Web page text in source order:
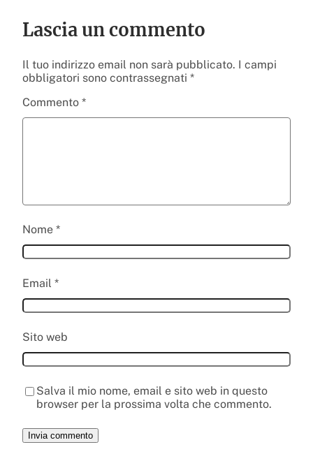
Lascia un commento
Il tuo indirizzo email non sarà pubblicato. I campi
obbligatori sono contrassegnati *
Commento *
Nome *
Email *
Sito web
Salva il mio nome, email e sito web in questo
browser per la prossima volta che commento.